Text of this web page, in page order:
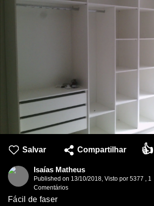
Salvar Compartilhar 👍
Isaías Matheus
Published on 13/10/2018, Visto por 5377 , 1
Comentários
Fácil de faser